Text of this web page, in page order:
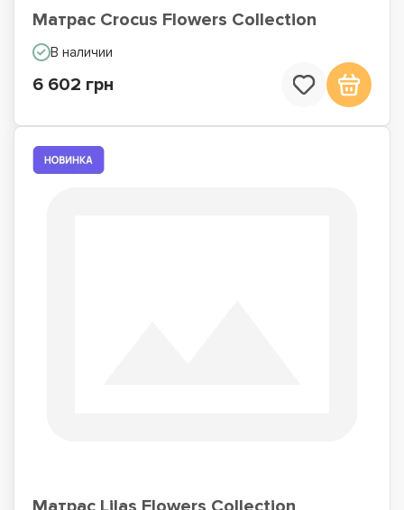
Матрас Crocus Flowers Collection
В наличии
6 602 грн